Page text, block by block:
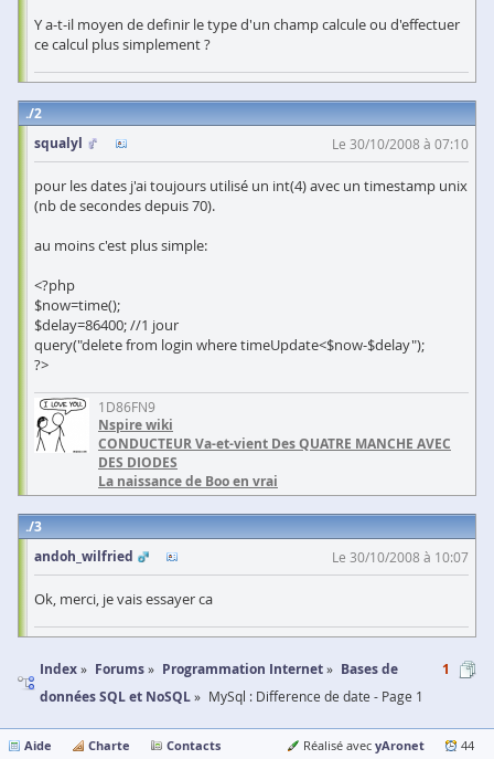
Y a-t-il moyen de definir le type d'un champ calcule ou d'effectuer
ce calcul plus simplement ?
2
squalyl
Le 30/10/2008 à 07:10
pour les dates j'ai toujours utilisé un int(4) avec un timestamp unix
(nb de secondes depuis 70).
au moins c'est plus simple:
<?php
$now=time();
$delay=86400; //1 jour
query("delete from login where timeUpdate<$now-$delay");
?>
1D86FN9
Nspire wiki
CONDUCTEUR Va-et-vient Des QUATRE MANCHE AVEC
DES DIODES
La naissance de Boo en vrai
3
andoh_wilfried
Le 30/10/2008 à 10:07
Ok, merci, je vais essayer ca
Index Forums Programmation Internet
Bases de
données SQL et NoSQL
MySql : Difference de date - Page 1
1
Aide Charte Contacts Réalisé avec yAronet 44